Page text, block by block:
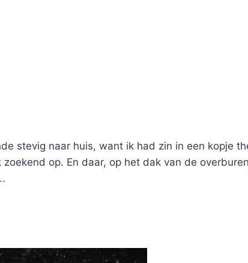
stevig naar huis, want ik had zin in een kopje
op. En daar, op het dak van de